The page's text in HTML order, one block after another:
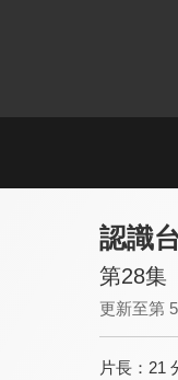
認識
第28集
更新至第
片長： 21